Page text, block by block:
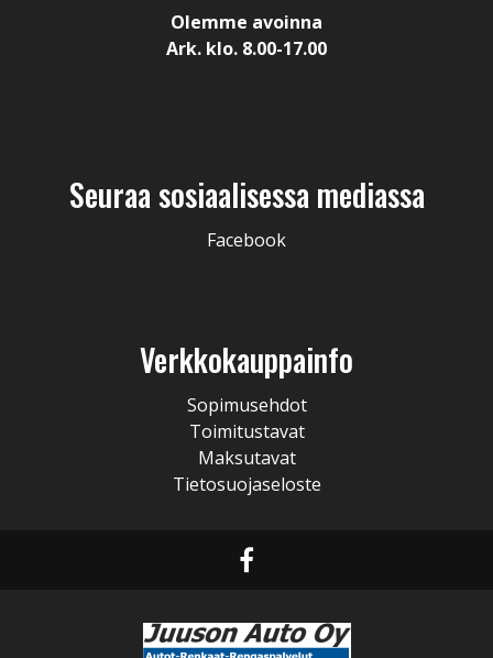
Olemme avoinna
Ark. klo. 8.00-17.00
Seuraa sosiaalisessa mediassa
Facebook
Verkkokauppainfo
Sopimusehdot
Toimitustavat
Maksutavat
Tietosuojaseloste